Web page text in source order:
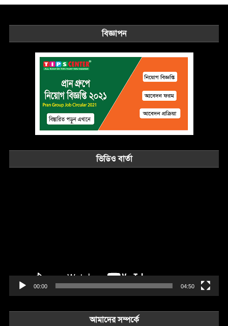
বিজ্ঞাপন
ভিডিও বার্তা
00:00 04:50
আমাদের সম্পর্কে